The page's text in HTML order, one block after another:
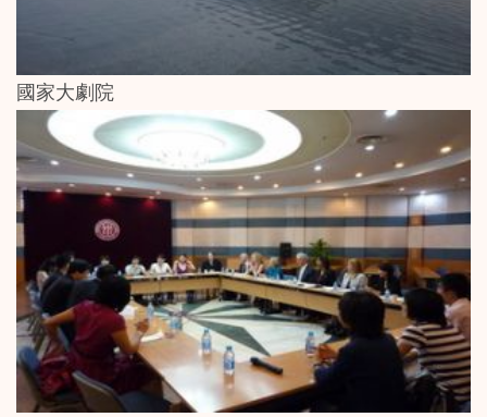
國家大劇院